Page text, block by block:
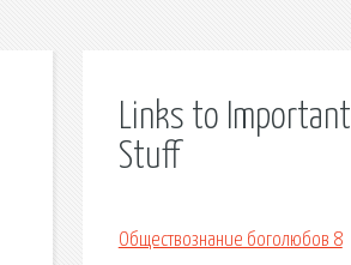
Links to Important
Stuff
Обществознание боголюбов 8